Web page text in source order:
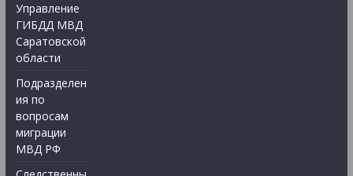
Управление
ГИБДД МВД
Саратовской
области
Подразделен
ия по
вопросам
миграции
МВД РФ